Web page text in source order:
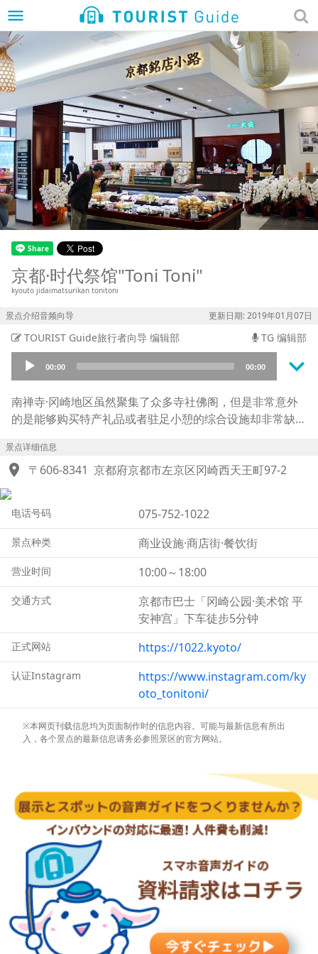
menu
京都·时代祭馆"Toni Toni"
kyouto jidaimatsurikan tonitoni
景点介绍音频向导 更新日期: 2019年01月07日
TOURIST Guide旅行者向导 编辑部 TG 编辑部
Audio
Player
00:00 00:00 keyboard_arrow_down
南禅寺·冈崎地区虽然聚集了众多寺社佛阁，但是非常意外
的是能够购买特产礼品或者驻足小憩的综合设施却非常缺
境内开业了名为京都·时代祭馆"Toni Toni"的商业设施。正
如这里的宣传语“365天，在这里每一天都可以体验时代
品特产还有各式美食。另外兼具了非常适合拍照的甜品店
等，也是很受年轻女孩子的欢迎。
景点详细信息
location_on 〒606-8341 京都府京都市左京区冈崎西天王町97-2
电话号码 075-752-1022
景点种类 商业设施·商店街·餐饮街
营业时间 10:00～18:00
交通方式
京都市巴士「冈崎公园·美术馆 平
安神宫」下车徒步5分钟
正式网站 https://1022.kyoto/
认证Instagram
https://www.instagram.com/ky
oto_tonitoni/
※本网页刊载信息均为页面制作时的信息内容。可能与最新信息有所出
入，各个景点的最新信息请务必参照景区的官方网站。